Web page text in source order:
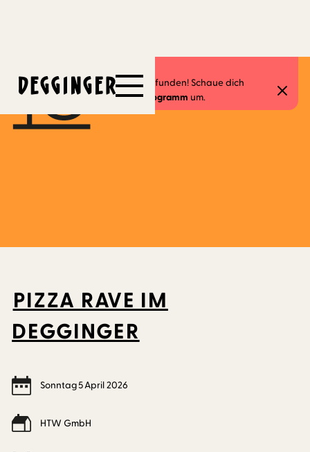
Dieses Event hat schon stattgefunden! Schaue dich
gerne in unseremaktuellen Programm um.
5.4.2026
PIZZA RAVE IM
DEGGINGER
Sonntag5April2026
HTW GmbH